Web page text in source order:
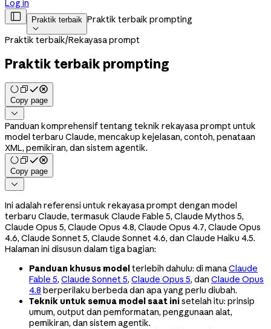
Log in
 Praktik terbaik

Praktik terbaik prompting
Praktik terbaik/Rekayasa prompt
Praktik terbaik prompting
Copy page

Panduan komprehensif tentang teknik rekayasa prompt untuk
model terbaru Claude, mencakup kejelasan, contoh, penataan
XML, pemikiran, dan sistem agentik.
Copy page

Ini adalah referensi untuk rekayasa prompt dengan model
terbaru Claude, termasuk Claude Fable 5, Claude Mythos 5,
Claude Opus 5, Claude Opus 4.8, Claude Opus 4.7, Claude Opus
4.6, Claude Sonnet 5, Claude Sonnet 4.6, dan Claude Haiku 4.5.
Halaman ini disusun dalam tiga bagian:
Panduan khusus modelterlebih dahulu: di manaClaude
Fable 5, Claude Sonnet 5, Claude Opus 5, dan Claude Opus
4.8 berperilaku berbeda dan apa yang perlu diubah.
Teknik untuk semua model saat inisetelah itu: prinsip
umum, output dan pemformatan, penggunaan alat,
pemikiran, dan sistem agentik.